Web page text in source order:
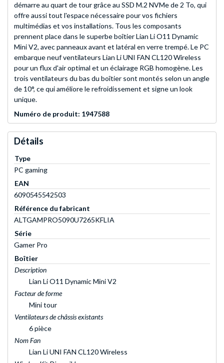
démarre au quart de tour grâce au SSD M.2 NVMe de 2 To, qui
offre aussi tout l'espace nécessaire pour vos fichiers
multimédias et vos installations. Tous les composants
prennent place dans le superbe boîtier Lian Li O11 Dynamic
Mini V2, avec panneaux avant et latéral en verre trempé. Le PC
embarque neuf ventilateurs Lian Li UNI FAN CL120 Wireless
pour un flux d'air optimal et un éclairage RGB homogène. Les
trois ventilateurs du bas du boîtier sont montés selon un angle
de 10°, ce qui améliore le refroidissement et signe un look
unique.
Numéro de produit: 1947588
Détails
Type
PC gaming
EAN
6090545542503
Référence du fabricant
ALTGAMPRO5090U7265KFLIA
Série
Gamer Pro
Boîtier
Description
Lian Li O11 Dynamic Mini V2
Facteur de forme
Mini tour
Ventilateurs de châssis existants
6 pièce
Nom Fan
Lian Li UNI FAN CL120 Wireless